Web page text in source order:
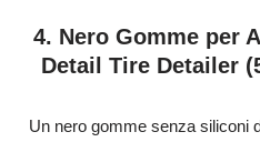
4. Nero Gomme per
Detail Tire Detailer
Un nero gomme senza siliconi